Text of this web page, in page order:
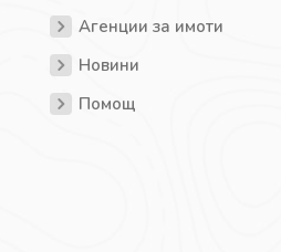
Агенции за имоти
Новини
Помощ